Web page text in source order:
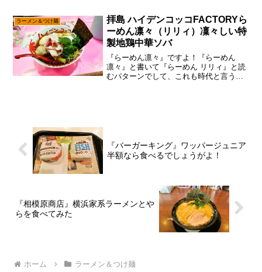
と！」もう最初っからずっと『梵蔵』で
良かった...
ラーメン＆つけ麺
拝島 ハイデンコッコFACTORYら
ーめん凛々（リリィ）凜々しい特
製地鶏中華ソバ
『らーめん凛々』ですよ！『らーめん
凛々』と書いて『らーめん リリィ』と読
むパターンでして、これも時代と言うか
『バーガーキング』ワッパージュニア
半額なら食べるでしょうがよ！
『相模原商店』横浜家系ラーメンとや
らを食べてみた
ホーム ラーメン＆つけ麺